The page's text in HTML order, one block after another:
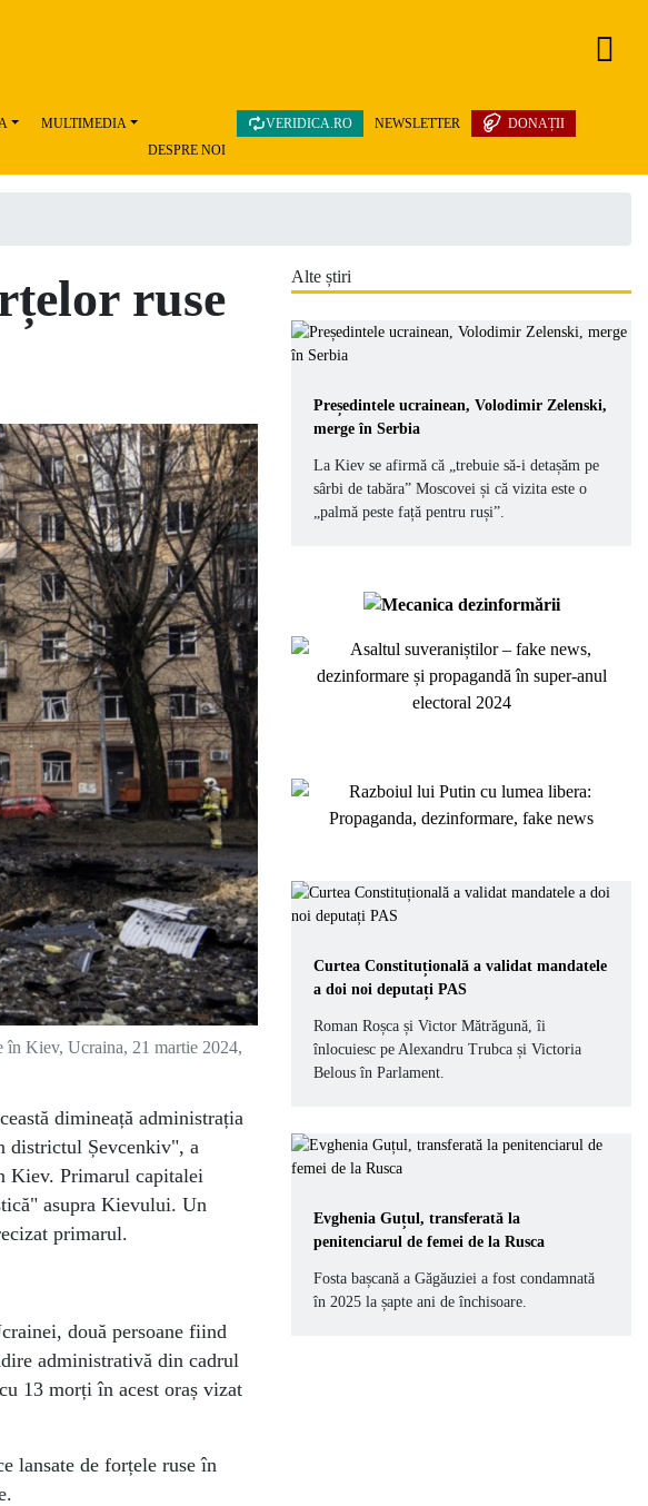
MULTIMEDIA DONAȚII
NEWSLETTER
VERIDICA.RO
DESPRE NOI
ruse
Kiev, Ucraina, 21 martie 2024,
dimineață administrația
districtul Șevcenkiv", a
Kiev. Primarul capitalei
asupra Kievului. Un
primarul.
două persoane fiind
administrativă din cadrul
13 morți în acest oraș vizat
lansate de forțele ruse în
Alte știri
Președintele ucrainean, Volodimir Zelenski,
merge în Serbia
La Kiev se afirmă că „trebuie să-i detașăm pe
sârbi de tabăra” Moscovei și că vizita este o
„palmă peste față pentru ruși”.
Curtea Constituțională a validat mandatele
a doi noi deputați PAS
Roman Roșca și Victor Mătrăgună, îi
înlocuiesc pe Alexandru Trubca și Victoria
Belous în Parlament.
Evghenia Guțul, transferată la
penitenciarul de femei de la Rusca
Fosta bașcană a Găgăuziei a fost condamnată
în 2025 la șapte ani de închisoare.